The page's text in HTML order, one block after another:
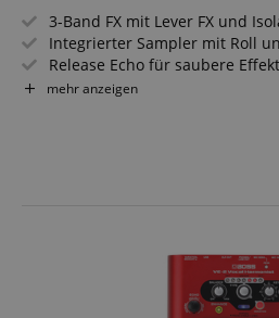
3-Band FX mit Lever FX und
Integrierter Sampler mit Roll
Release Echo für saubere
PRO DJ LINK für BPM Sync und
Digital Send/Return für DJM-
96 kHz Samplingrate und 32
mehr anzeigen